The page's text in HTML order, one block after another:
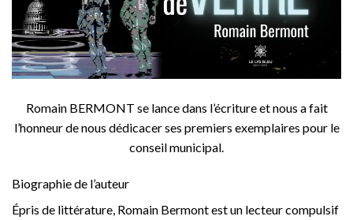
Romain BERMONT se lance dans l’écriture et nous a fait
l’honneur de nous dédicacer ses premiers exemplaires pour le
conseil municipal.
Biographie de l’auteur
Épris de littérature, Romain Bermont est un lecteur compulsif